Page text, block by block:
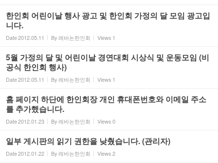
한인회 어린이날 행사 광고 및 한인회 가정의 달 모임 광고입
니다.
Date2012.05.11 By레바논한인회 Views 1
5월 가정의 달 및 어린이날 경연대회 시상식 및 운동모임 (비
공식 한인회 행사)
Date2012.05.11 By레바논한인회 Views 1
홈 페이지 하단에 한인회장 개인 휴대폰번호와 이메일 주소
를 추가했습니다.
Date2012.01.23 By레바논한인회 Views0
일부 게시판의 읽기 권한을 낮췄습니다. (관리자)
Date2012.01.22 By레바논한인회 Views2